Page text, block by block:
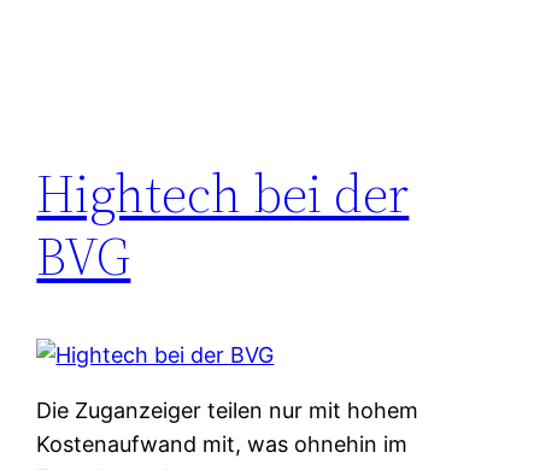
Hightech bei der
BVG
Die Zuganzeiger teilen nur mit hohem
Kostenaufwand mit, was ohnehin im